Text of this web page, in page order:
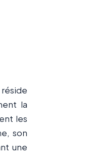
la
les
son
une